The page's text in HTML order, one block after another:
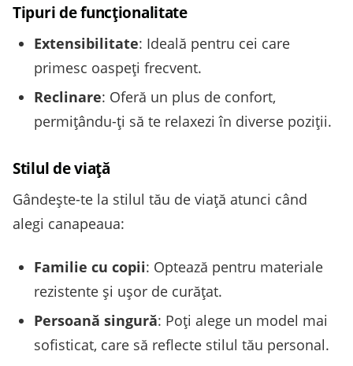
Tipuri de funcționalitate
Extensibilitate: Ideală pentru cei care
primesc oaspeți frecvent.
Reclinare: Oferă un plus de confort,
permițându-ți să te relaxezi în diverse poziții.
Stilul de viață
Gândește-te la stilul tău de viață atunci când
alegi canapeaua:
Familie cu copii: Optează pentru materiale
rezistente și ușor de curățat.
Persoană singură: Poți alege un model mai
sofisticat, care să reflecte stilul tău personal.